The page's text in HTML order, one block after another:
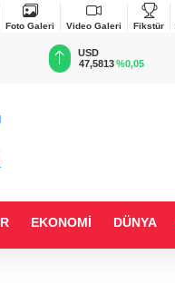
Foto Galeri Video Galeri Fikstür
USD
47,5813 %0,05
EKONOMİ DÜNYA